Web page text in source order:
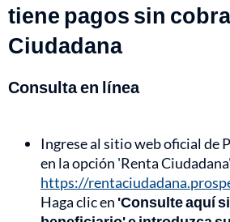
tiene pagos sin
Ciudadana
Consulta en línea
Ingrese al sitio web oficial de
en la opción 'Renta
https://
Haga clic en 'Consulte aquí